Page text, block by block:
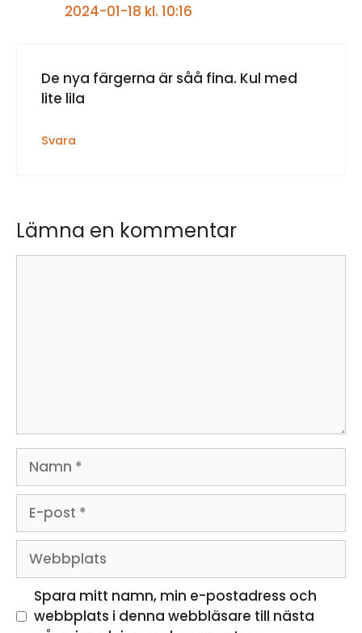
2024-01-18 kl. 10:16
De nya färgerna är såå fina. Kul med
lite lila
Svara
Lämna en kommentar
Namn
post
Webbplats
Spara mitt namn, min e-postadress och
webbplats i denna webbläsare till nästa